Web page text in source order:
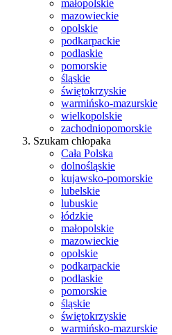
małopolskie
mazowieckie
opolskie
podkarpackie
podlaskie
pomorskie
śląskie
świętokrzyskie
warmińsko-mazurskie
wielkopolskie
zachodniopomorskie
Szukam chłopaka
Cała Polska
dolnośląskie
kujawsko-pomorskie
lubelskie
lubuskie
łódzkie
małopolskie
mazowieckie
opolskie
podkarpackie
podlaskie
pomorskie
śląskie
świętokrzyskie
warmińsko-mazurskie